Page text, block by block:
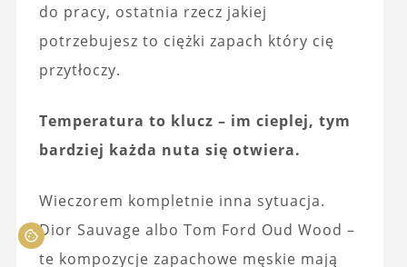
do pracy, ostatnia rzecz jakiej
potrzebujesz to ciężki zapach który cię
przytłoczy.
Temperatura to klucz – im cieplej, tym
bardziej każda nuta się otwiera.
Wieczorem kompletnie inna sytuacja.
Dior Sauvage albo Tom Ford Oud Wood –
te kompozycje zapachowe męskie mają